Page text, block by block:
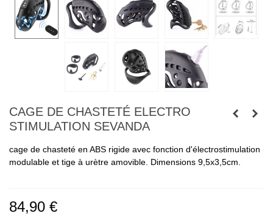
CAGE DE CHASTETÉ ELECTRO
STIMULATION SEVANDA
cage de chasteté en ABS rigide avec fonction d'électrostimulation
modulable et tige à urètre amovible. Dimensions 9,5x3,5cm.
84,90 €